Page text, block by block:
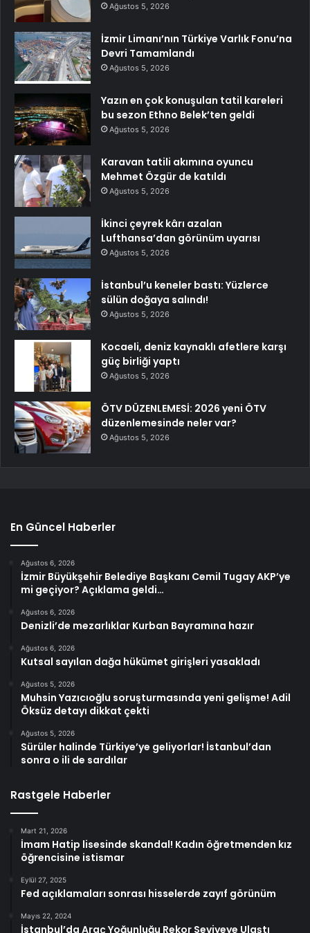
Ağustos 5, 2026
İzmir Limanı’nın Türkiye Varlık Fonu’na
Devri Tamamlandı
Ağustos 5, 2026
Yazın en çok konuşulan tatil kareleri
bu sezon Ethno Belek’ten geldi
Ağustos 5, 2026
Karavan tatili akımına oyuncu
Mehmet Özgür de katıldı
Ağustos 5, 2026
İkinci çeyrek kârı azalan
Lufthansa’dan görünüm uyarısı
Ağustos 5, 2026
İstanbul’u keneler bastı: Yüzlerce
sülün doğaya salındı!
Ağustos 5, 2026
Kocaeli, deniz kaynaklı afetlere karşı
güç birliği yaptı
Ağustos 5, 2026
ÖTV DÜZENLEMESİ: 2026 yeni ÖTV
düzenlemesinde neler var?
Ağustos 5, 2026
En Güncel Haberler
Ağustos 6, 2026
İzmir Büyükşehir Belediye Başkanı Cemil Tugay AKP’ye
mi geçiyor? Açıklama geldi…
Ağustos 6, 2026
Denizli’de mezarlıklar Kurban Bayramına hazır
Ağustos 6, 2026
Kutsal sayılan dağa hükümet girişleri yasakladı
Ağustos 5, 2026
Muhsin Yazıcıoğlu soruşturmasında yeni gelişme! Adil
Öksüz detayı dikkat çekti
Ağustos 5, 2026
Sürüler halinde Türkiye’ye geliyorlar! İstanbul’dan
sonra o ili de sardılar
Rastgele Haberler
Mart 21, 2026
İmam Hatip lisesinde skandal! Kadın öğretmenden kız
öğrencisine istismar
Eylül 27, 2025
Fed açıklamaları sonrası hisselerde zayıf görünüm
Mayıs 22, 2024
İstanbul’da Araç Yoğunluğu Rekor Seviyeye Ulaştı